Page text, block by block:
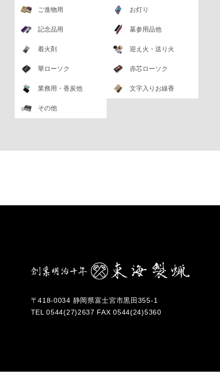
ご進物用 お灯り
記念品用 墓参用品他
着火剤 迎え火・送り火
華ローソク 赤芯ローソク
業務用・香炭他 文字入りお線香
その他
〒418-0034 静岡県富士宮市黒田355-1
TEL0544(27)2637 FAX 0544(24)5360